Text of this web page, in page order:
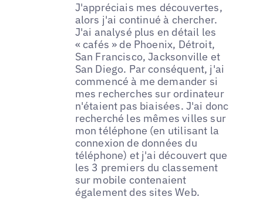
J'appréciais mes découvertes,
alors j'ai continué à chercher.
J'ai analysé plus en détail les
« cafés » de Phoenix, Détroit,
San Francisco, Jacksonville et
San Diego. Par conséquent, j'ai
commencé à me demander si
mes recherches sur ordinateur
n'étaient pas biaisées. J'ai donc
recherché les mêmes villes sur
mon téléphone (en utilisant la
connexion de données du
téléphone) et j'ai découvert que
les 3 premiers du classement
sur mobile contenaient
également des sites Web.